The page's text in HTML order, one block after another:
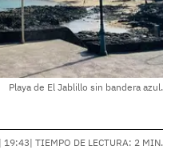
Playa de El Jablillo sin bandera azul.
19:43| TIEMPO DE LECTURA: 2 MIN.